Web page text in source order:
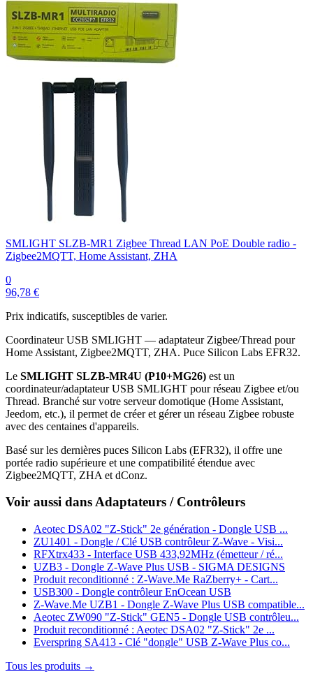
SMLIGHT SLZB-MR1 Zigbee Thread LAN PoE Double radio -
Zigbee2MQTT, Home Assistant, ZHA
0
96,78 €
Prix indicatifs, susceptibles de varier.
Coordinateur USB SMLIGHT — adaptateur Zigbee/Thread pour
Home Assistant, Zigbee2MQTT, ZHA. Puce Silicon Labs EFR32.
Le SMLIGHT SLZB-MR4U (P10+MG26) est un
coordinateur/adaptateur USB SMLIGHT pour réseau Zigbee et/ou
Thread. Branché sur votre serveur domotique (Home Assistant,
Jeedom, etc.), il permet de créer et gérer un réseau Zigbee robuste
avec des centaines d'appareils.
Basé sur les dernières puces Silicon Labs (EFR32), il offre une
portée radio supérieure et une compatibilité étendue avec
Zigbee2MQTT, ZHA et dConz.
Voir aussi dans Adaptateurs / Contrôleurs
Aeotec DSA02 "Z-Stick" 2e génération - Dongle USB ...
ZU1401 - Dongle / Clé USB contrôleur Z-Wave - Visi...
RFXtrx433 - Interface USB 433,92MHz (émetteur / ré...
UZB3 - Dongle Z-Wave Plus USB - SIGMA DESIGNS
Produit reconditionné : Z‑Wave.Me RaZberry+ - Cart...
USB300 - Dongle contrôleur EnOcean USB
Z-Wave.Me UZB1 - Dongle Z-Wave Plus USB compatible...
Aeotec ZW090 "Z-Stick" GEN5 - Dongle USB contrôleu...
Produit reconditionné : Aeotec DSA02 "Z-Stick" 2e ...
Everspring SA413 - Clé "dongle" USB Z-Wave Plus co...
Tous les produits →